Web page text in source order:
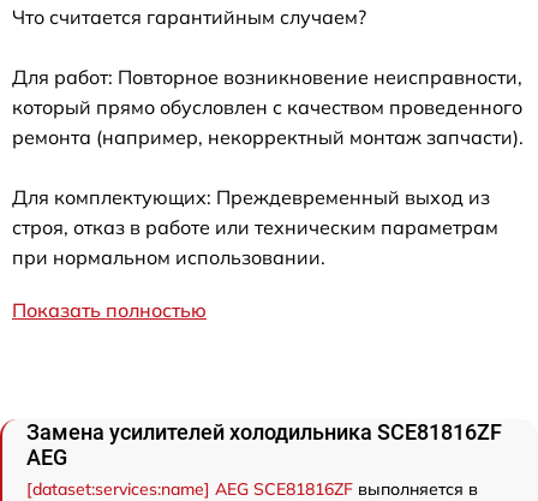
Что считается гарантийным случаем?
Для работ: Повторное возникновение неисправности,
который прямо обусловлен с качеством проведенного
ремонта (например, некорректный монтаж запчасти).
Для комплектующих: Преждевременный выход из
строя, отказ в работе или техническим параметрам
при нормальном использовании.
Показать полностью
Замена усилителей холодильника SCE81816ZF
AEG
[dataset:services:name] AEG SCE81816ZF выполняется в